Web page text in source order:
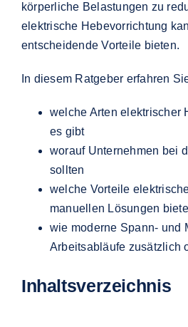
körperliche Belastungen zu
elektrische Hebevorrichtung
entscheidende Vorteile bieten.
In diesem Ratgeber erfahren
welche Arten elektrischer
es gibt
worauf Unternehmen bei
sollten
welche Vorteile
manuellen Lösungen
wie moderne Spann- und
Arbeitsabläufe zusätzlich
Inhaltsverzeichnis